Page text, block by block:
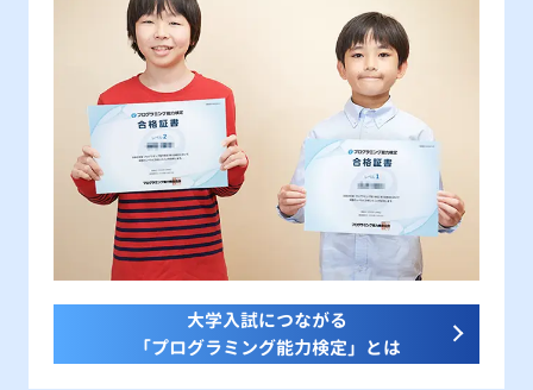
大学入試につながる
「プログラミング能力検定」とは